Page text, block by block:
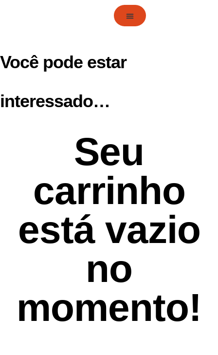
Você pode estar
interessado…
Seu
carrinho
está vazio
no
momento!